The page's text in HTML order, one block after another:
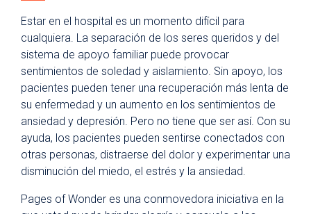
Estar en el hospital es un momento difícil para
cualquiera. La separación de los seres queridos y del
sistema de apoyo familiar puede provocar
sentimientos de soledad y aislamiento. Sin apoyo, los
pacientes pueden tener una recuperación más lenta de
su enfermedad y un aumento en los sentimientos de
ansiedad y depresión. Pero no tiene que ser así. Con su
ayuda, los pacientes pueden sentirse conectados con
otras personas, distraerse del dolor y experimentar una
disminución del miedo, el estrés y la ansiedad.
Pages of Wonder es una conmovedora iniciativa en la